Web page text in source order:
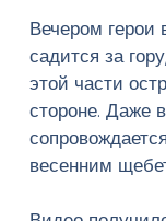
Вечером герои
садится за
этой части
стороне. Даже
весенним